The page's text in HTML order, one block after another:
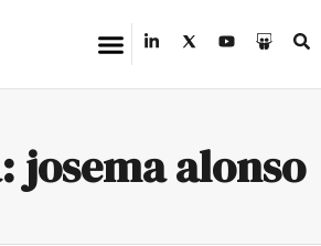
josema alonso